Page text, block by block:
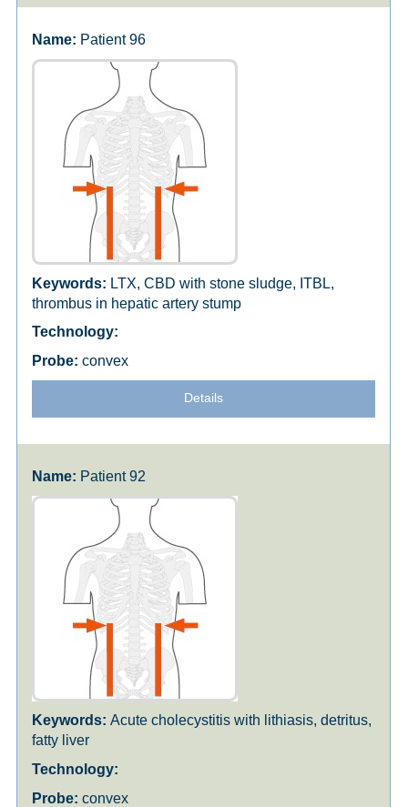
Patient 96
LTX, CBD with stone sludge, ITBL,
thrombus in hepatic artery stump
convex
Details
Patient 92
Acute cholecystitis with lithiasis, detritus,
fatty liver
convex